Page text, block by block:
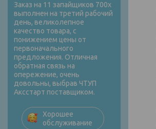
Заказ на 11 запайщиков 700х
выполнен на третий рабочий
день, великолепное
качество товара, с
понижением цены от
первоначального
предложения. Отличная
обратная связь на
опережение, очень
довольны, выбрав ЧТУП
Аксстарт поставщиком.
Хорошее
обслуживание